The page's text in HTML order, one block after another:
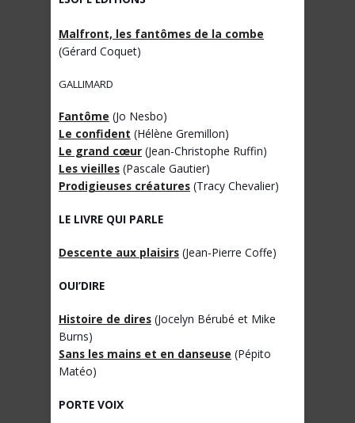
Malfront, les fantômes de la combe
(Gérard Coquet)
GALLIMARD
Fantôme (Jo Nesbo)
Le confident (Hélène Gremillon)
Le grand cœur (Jean-Christophe Ruffin)
Les vieilles (Pascale Gautier)
Prodigieuses créatures (Tracy Chevalier)
LE LIVRE QUI PARLE
Descente aux plaisirs (Jean-Pierre Coffe)
OUI’DIRE
Histoire de dires (Jocelyn Bérubé et Mike
Burns)
Sans les mains et en danseuse (Pépito
Matéo)
PORTE VOIX